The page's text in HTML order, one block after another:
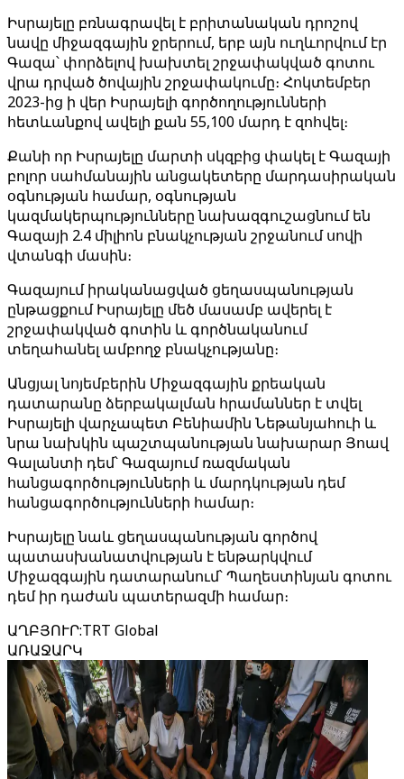
Իսրայելը բռնագրավել է բրիտանական դրոշով
նավը միջազգային ջրերում, երբ այն ուղևորվում էր
Գազա՝ փորձելով խախտել շրջափակված գոտու
վրա դրված ծովային շրջափակումը։ Հոկտեմբեր
2023-ից ի վեր Իսրայելի գործողությունների
հետևանքով ավելի քան 55,100 մարդ է զոհվել։
Քանի որ Իսրայելը մարտի սկզբից փակել է Գազայի
բոլոր սահմանային անցակետերը մարդասիրական
օգնության համար, օգնության
կազմակերպությունները նախազգուշացնում են
Գազայի 2.4 միլիոն բնակչության շրջանում սովի
վտանգի մասին։
Գազայում իրականացված ցեղասպանության
ընթացքում Իսրայելը մեծ մասամբ ավերել է
շրջափակված գոտին և գործնականում
տեղահանել ամբողջ բնակչությանը։
Անցյալ նոյեմբերին Միջազգային քրեական
դատարանը ձերբակալման հրամաններ է տվել
Իսրայելի վարչապետ Բենիամին Նեթանյահուի և
նրա նախկին պաշտպանության նախարար Յոավ
Գալանտի դեմ՝ Գազայում ռազմական
հանցագործությունների և մարդկության դեմ
հանցագործությունների համար։
Իսրայելը նաև ցեղասպանության գործով
պատասխանատվության է ենթարկվում
Միջազգային դատարանում՝ Պաղեստինյան գոտու
դեմ իր դաժան պատերազմի համար։
ԱՂԲՅՈՒՐ:TRT Global
ԱՌԱՋԱՐԿ